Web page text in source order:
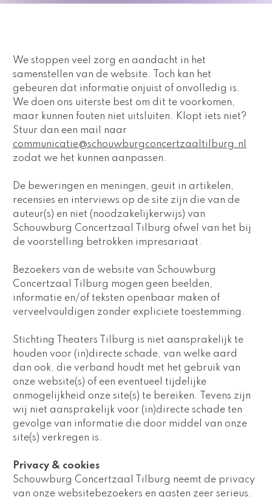
We stoppen veel zorg en aandacht in het
samenstellen van de website. Toch kan het
gebeuren dat informatie onjuist of onvolledig is.
We doen ons uiterste best om dit te voorkomen,
maar kunnen fouten niet uitsluiten. Klopt iets niet?
Stuur dan een mail naar
communicatie@schouwburgconcertzaaltilburg.nl
zodat we het kunnen aanpassen.
De beweringen en meningen, geuit in artikelen,
recensies en interviews op de site zijn die van de
auteur(s) en niet (noodzakelijkerwijs) van
Schouwburg Concertzaal Tilburg ofwel van het bij
de voorstelling betrokken impresariaat.
Bezoekers van de website van Schouwburg
Concertzaal Tilburg mogen geen beelden,
informatie en/of teksten openbaar maken of
verveelvouldigen zonder expliciete toestemming.
Stichting Theaters Tilburg is niet aansprakelijk te
houden voor (in)directe schade, van welke aard
dan ook, die verband houdt met het gebruik van
onze website(s) of een eventueel tijdelijke
onmogelijkheid onze site(s) te bereiken. Tevens zijn
wij niet aansprakelijk voor (in)directe schade ten
gevolge van informatie die door middel van onze
site(s) verkregen is.
Privacy & cookies
Schouwburg Concertzaal Tilburg neemt de privacy
van onze websitebezoekers en gasten zeer serieus.